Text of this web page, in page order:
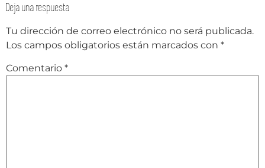
Deja una respuesta
Tu dirección de correo electrónico no será publicada.
Los campos obligatorios están marcados con *
Comentario *